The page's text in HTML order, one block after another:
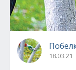
18.03.21